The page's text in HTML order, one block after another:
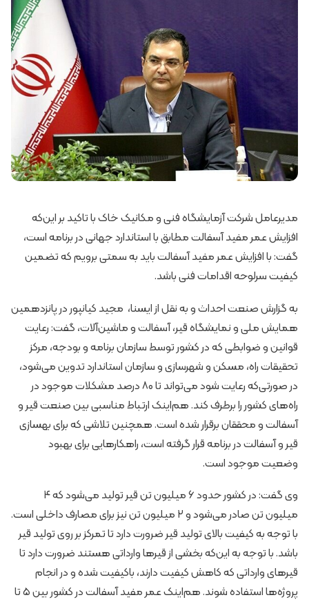
مدیرعامل شرکت آزمایشگاه فنی و مکانیک خاک با تاکید بر این‌که
افزایش عمر مفید آسفالت مطابق با استاندارد جهانی در برنامه است،
گفت: با افزایش عمر مفید آسفالت باید به سمتی برویم که تضمین
کیفیت سرلوحه اقدامات فنی باشد.
به گزارش صنعت احداث و به نقل از ایسنا، مجید کیانپور در پانزدهمین
همایش ملی و نمایشگاه قیر، آسفالت و ماشین‌آلات، گفت: رعایت
قوانین و ضوابطی که در کشور توسط سازمان برنامه و بودجه، مرکز
تحقیقات راه، مسکن و شهرسازی و سازمان استاندارد تدوین می‌شود،
در صورتی‌که رعایت شود می‌تواند تا ۸۰ درصد مشکلات موجود در
راه‌های کشور را برطرف کند. هم‌اینک ارتباط مناسبی بین صنعت قیر و
آسفالت و محققان برقرار شده است. همچنین تلاشی که برای بهسازی
قیر و آسفالت در برنامه قرار گرفته است، راهکارهایی برای بهبود
وضعیت موجود است.
وی گفت: در کشور حدود ۶ میلیون تن قیر تولید می‌شود که ۴
میلیون تن صادر می‌شود و ۲ میلیون تن نیز برای مصارف داخلی است.
با توجه به کیفیت بالای تولید قیر ضرورت دارد تا تمرکز بر روی تولید قیر
باشد. با توجه به این‌که بخشی از قیرها وارداتی هستند ضرورت دارد تا
قیرهای وارداتی که کاهش کیفیت دارند، باکیفیت شده و در انجام
پروژه‌ها استفاده شوند. هم‌اینک عمر مفید آسفالت در کشور بین ۵ تا